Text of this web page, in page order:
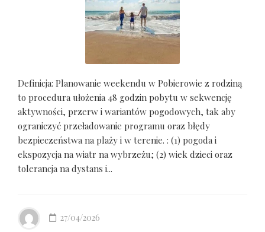
Definicja: Planowanie weekendu w Pobierowie z rodziną
to procedura ułożenia 48 godzin pobytu w sekwencję
aktywności, przerw i wariantów pogodowych, tak aby
ograniczyć przeładowanie programu oraz błędy
bezpieczeństwa na plaży i w terenie. : (1) pogoda i
ekspozycja na wiatr na wybrzeżu; (2) wiek dzieci oraz
tolerancja na dystans i...
27/04/2026